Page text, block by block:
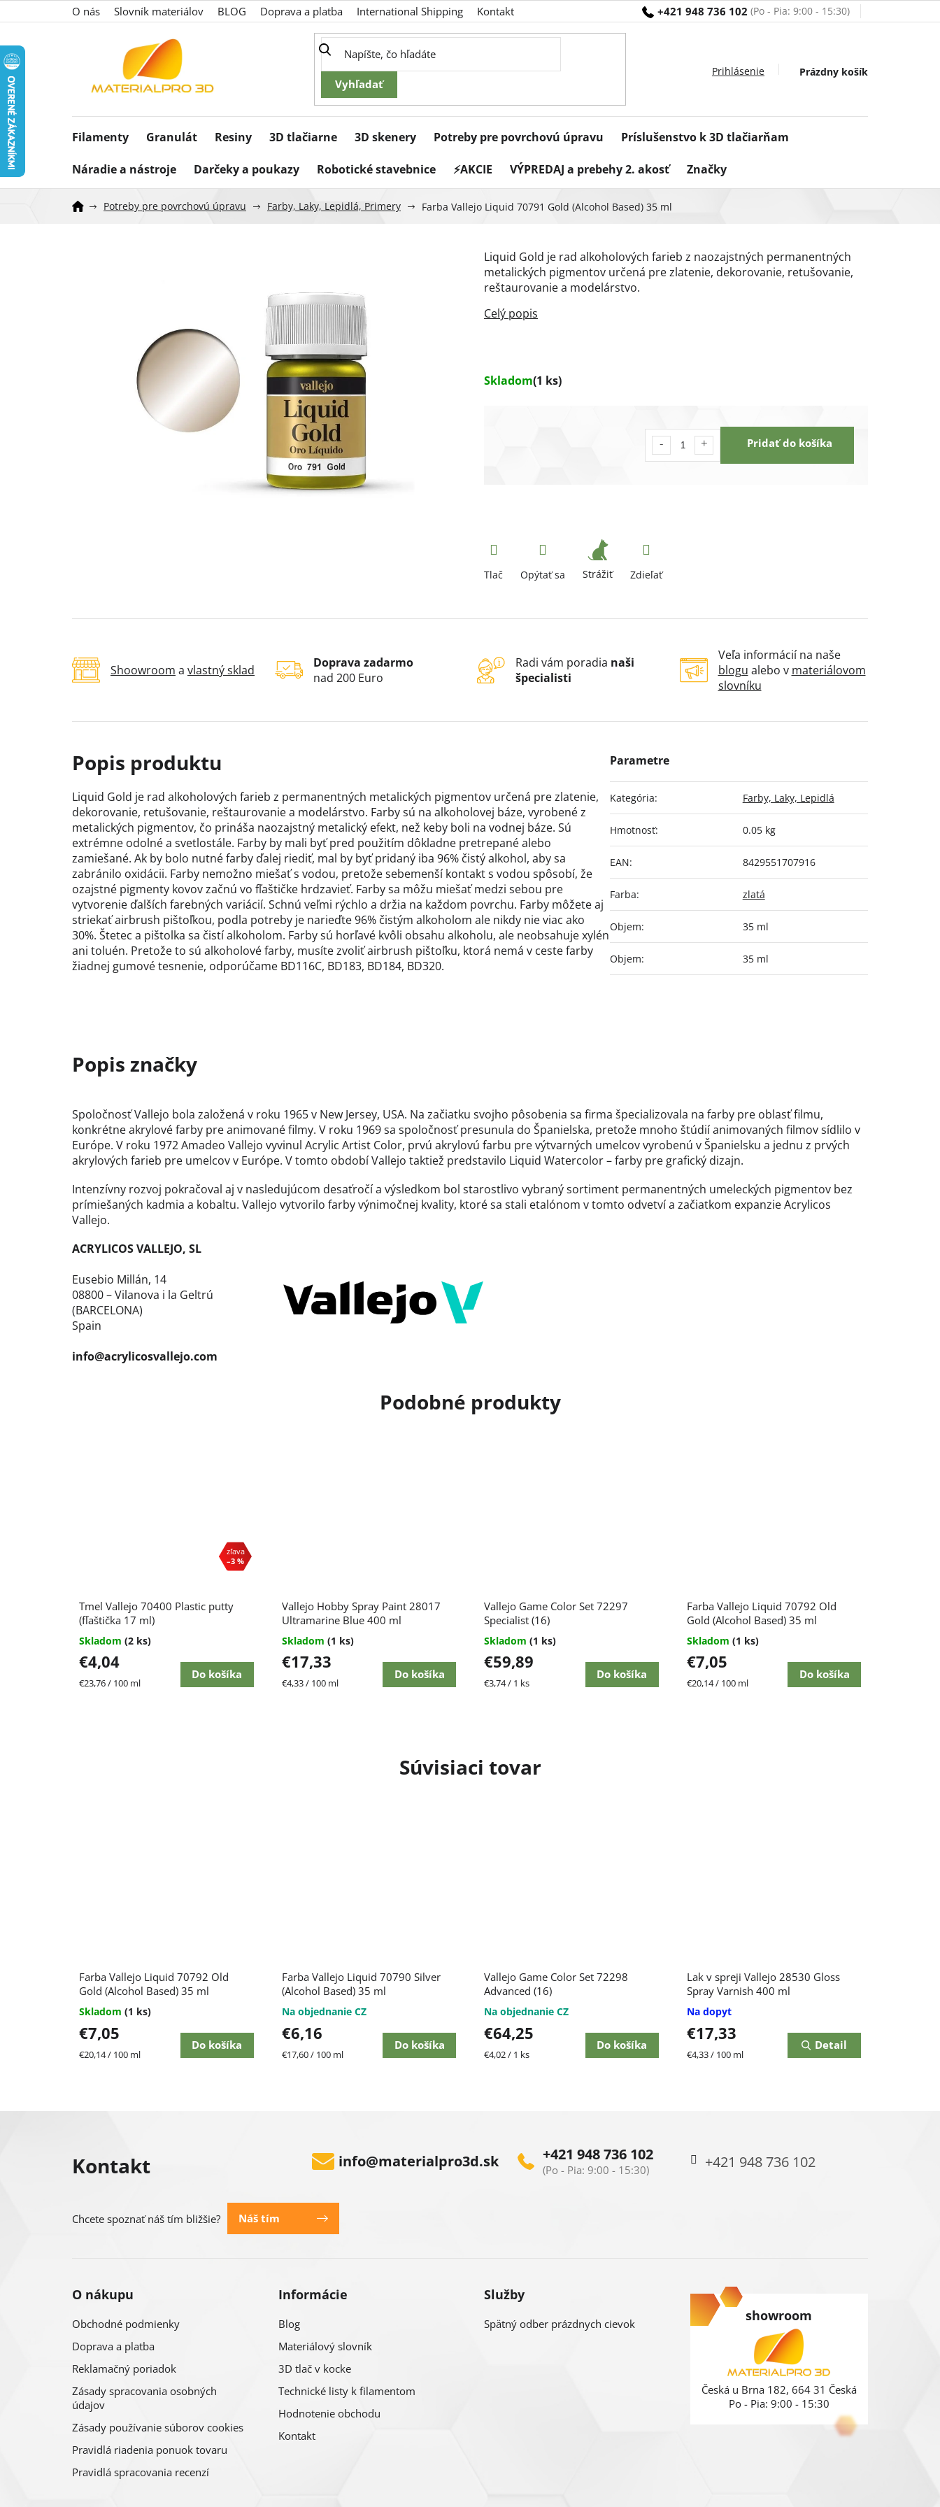
na
+421 948 736 102
O nás Slovník materiálov BLOG Doprava a platba International Shipping Kontakt
Nákupný
Prázdny košík
Filamenty Granulát Resiny 3D tlačiarne 3D skenery Potreby pre povrchovú úpravu Príslušenstvo k 3D tlačiarňam
Náradie a nástroje Darčeky a poukazy Robotické stavebnice ⚡AKCIE VÝPREDAJ a prebehy 2. akosť Značky
Potreby pre povrchovú úpravu Farby, Laky, Lepidlá, Primery Farba Vallejo Liquid 70791 Gold (Alcohol Based) 35 ml
Skladom(1 ks)
Pridať do košíka
Liquid Gold je rad alkoholových farieb z naozajstných permanentných
metalických pigmentov určená pre zlatenie, dekorovanie, retušovanie,
reštaurovanie a modelárstvo.
Tlač Opýtať sa Strážiť Zdieľať
Shoowroom a vlastný sklad
Doprava zadarmo
nad 200 Euro
Radi vám poradia naši
špecialisti
Veľa informácií na naše
blogu alebo v materiálovom
slovníku
Súvisiaci tovar
Farba Vallejo Liquid 70792 Old
Gold (Alcohol Based) 35 ml
Skladom (1 ks)
€7,05
Jednotková
€20,14 / 100 ml
Do košíka
Farba Vallejo Liquid 70790 Silver
(Alcohol Based) 35 ml
Na objednanie CZ
€6,16
Jednotková
€17,60 / 100 ml
Do košíka
Vallejo Game Color Set 72298
Advanced (16)
Na objednanie CZ
€64,25
Jednotková
€4,02 / 1 ks
Do košíka
Lak v spreji Vallejo 28530 Gloss
Spray Varnish 400 ml
hodnotenie
produktu
3,0
z
hviezdičiek.
Na dopyt
€17,33
Jednotková
€4,33 / 100 ml
Detail
Liquid Gold je rad alkoholových farieb z permanentných metalických pigmentov určená pre zlatenie,
dekorovanie, retušovanie, reštaurovanie a modelárstvo. Farby sú na alkoholovej báze, vyrobené z
metalických pigmentov, čo prináša naozajstný metalický efekt, než keby boli na vodnej báze. Sú
extrémne odolné a svetlostále. Farby by mali byť pred použitím dôkladne pretrepané alebo
zamiešané. Ak by bolo nutné farby ďalej riediť, mal by byť pridaný iba 96% čistý alkohol, aby sa
zabránilo oxidácii. Farby nemožno miešať s vodou, pretože sebemenší kontakt s vodou spôsobí, že
ozajstné pigmenty kovov začnú vo fľaštičke hrdzavieť. Farby sa môžu miešať medzi sebou pre
vytvorenie ďalších farebných variácií. Schnú veľmi rýchlo a držia na každom povrchu. Farby môžete aj
striekať airbrush pištoľkou, podla potreby je narieďte 96% čistým alkoholom ale nikdy nie viac ako
30%. Štetec a pištolka sa čistí alkoholom. Farby sú horľavé kvôli obsahu alkoholu, ale neobsahuje xylén
ani toluén. Pretože to sú alkoholové farby, musíte zvoliť airbrush pištoľku, ktorá nemá v ceste farby
žiadnej gumové tesnenie, odporúčame BD116C, BD183, BD184, BD320.
Kategória: Farby, Laky, Lepidlá
Hmotnosť: 0.05 kg
EAN: 8429551707916
Farba: zlatá
Objem: 35 ml
Objem: 35 ml
–3 %
Tmel Vallejo 70400 Plastic putty
(fľaštička 17 ml)
Skladom (2 ks)
€4,04
Jednotková
€23,76 / 100 ml
Do košíka
Vallejo Hobby Spray Paint 28017
Ultramarine Blue 400 ml
Skladom (1 ks)
€17,33
Jednotková
€4,33 / 100 ml
Do košíka
Vallejo Game Color Set 72297
Specialist (16)
Skladom (1 ks)
€59,89
Jednotková
€3,74 / 1 ks
Do košíka
Farba Vallejo Liquid 70792 Old
Gold (Alcohol Based) 35 ml
Skladom (1 ks)
€7,05
Jednotková
€20,14 / 100 ml
Do košíka
Spoločnosť Vallejo bola založená v roku 1965 v New Jersey, USA. Na začiatku svojho pôsobenia sa firma špecializovala na farby pre oblasť filmu,
konkrétne akrylové farby pre animované filmy. V roku 1969 sa spoločnosť presunula do Španielska, pretože mnoho štúdií animovaných filmov sídlilo v
Európe. V roku 1972 Amadeo Vallejo vyvinul Acrylic Artist Color, prvú akrylovú farbu pre výtvarných umelcov vyrobenú v Španielsku a jednu z prvých
akrylových farieb pre umelcov v Európe. V tomto období Vallejo taktiež predstavilo Liquid Watercolor – farby pre grafický dizajn.
Intenzívny rozvoj pokračoval aj v nasledujúcom desaťročí a výsledkom bol starostlivo vybraný sortiment permanentných umeleckých pigmentov bez
prímiešaných kadmia a kobaltu. Vallejo vytvorilo farby výnimočnej kvality, ktoré sa stali etalónom v tomto odvetví a začiatkom expanzie Acrylicos
Vallejo.
ACRYLICOS VALLEJO, SL
Eusebio Millán, 14
08800 – Vilanova i la Geltrú
(BARCELONA)
Spain
info@acrylicosvallejo.com
Kontakt info@materialpro3d.sk +421 948 736 102 +421 948 736 102
Chcete spoznať náš tím bližšie? Náš tím
O nákupu
Obchodné podmienky
Doprava a platba
Reklamačný poriadok
Zásady spracovania osobných
údajov
Zásady používanie súborov cookies
Pravidlá riadenia ponuok tovaru
Pravidlá spracovania recenzí
Informácie
Blog
Materiálový slovník
3D tlač v kocke
Technické listy k filamentom
Hodnotenie obchodu
Kontakt
Služby
Spätný odber prázdnych cievok showroom
Česká u Brna 182, 664 31 Česká
Po - Pia: 9:00 - 15:30